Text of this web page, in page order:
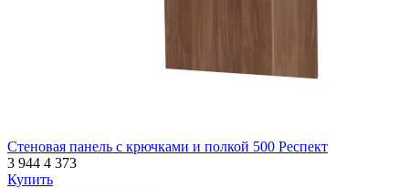
Стеновая панель с крючками и полкой 500 Респект
3 944 4 373
Купить